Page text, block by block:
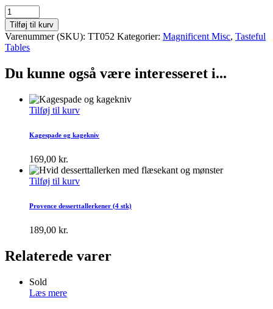
Fire
fine
kagegafler
quantity
Tilføj til kurv
Varenummer (SKU): TT052 Kategorier: Magnificent Misc, Tasteful
Tables
Du kunne også være interesseret i...
Tilføj til kurv
Kagespade og kagekniv
169,00 kr.
Tilføj til kurv
Provence desserttallerkener (4 stk)
189,00 kr.
Relaterede varer
Sold
Læs mere